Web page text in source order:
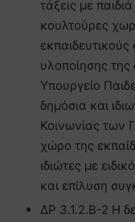
τάξεις με
κουλτούρες
υλοποίησης
Υπουργείο
δημόσια και
Κοινωνίας των
χώρο της
ιδιώτες με
και επίλυση
ΔΡ 3.1.2.Β-2 Η